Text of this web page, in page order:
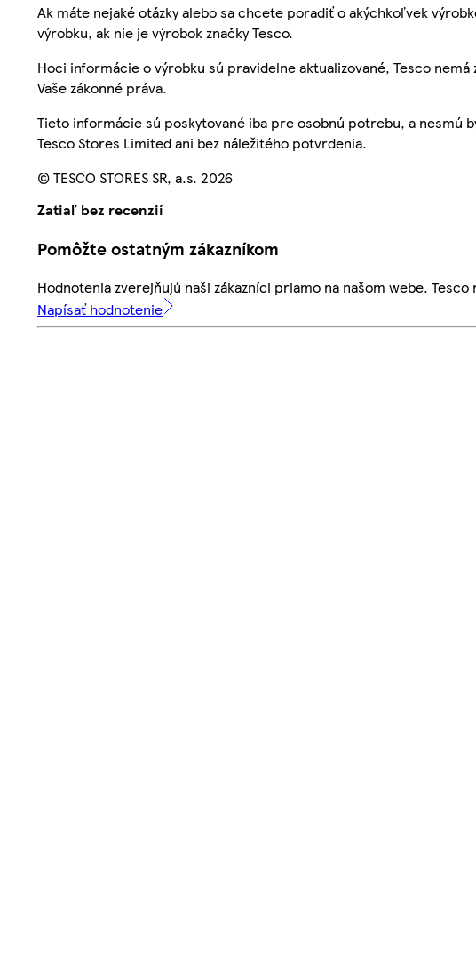
Ak máte nejaké otázky alebo sa chcete poradiť o akýchkoľvek
výrobku, ak nie je výrobok značky Tesco.
Hoci informácie o výrobku sú pravidelne aktualizované, Tesco
Vaše zákonné práva.
Tieto informácie sú poskytované iba pre osobnú potrebu, a nesmú
Tesco Stores Limited ani bez náležitého potvrdenia.
© TESCO STORES SR, a.s. 2026
Zatiaľ bez recenzií
Pomôžte ostatným zákazníkom
Hodnotenia zverejňujú naši zákazníci priamo na našom webe.
Napísať hodnotenie